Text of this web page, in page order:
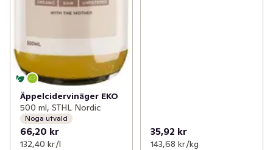
Äppelcidervinäger EKO
500 ml, STHL Nordic
Noga utvald
66,20 kr
132,40 kr /l
35,92 kr
143,68 kr /kg